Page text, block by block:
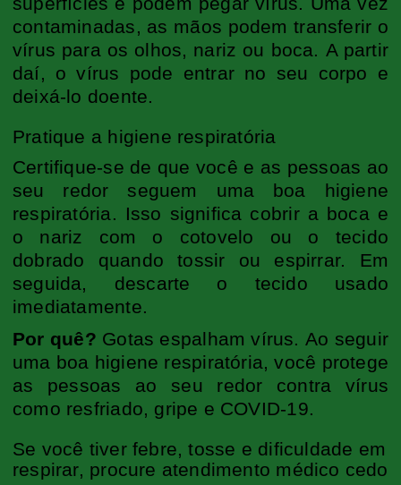
contaminadas, as mãos podem transferir o
vírus para os olhos, nariz ou boca. A partir
daí, o vírus pode entrar no seu corpo e
deixá-lo doente.
Pratique a higiene respiratória
Certifique-se de que você e as pessoas ao
seu redor seguem uma boa higiene
respiratória. Isso significa cobrir a boca e
o nariz com o cotovelo ou o tecido
dobrado quando tossir ou espirrar. Em
seguida, descarte o tecido usado
imediatamente.
Por quê? Gotas espalham vírus. Ao seguir
uma boa higiene respiratória, você protege
as pessoas ao seu redor contra vírus
como resfriado, gripe e COVID-19.
Se você tiver febre, tosse e dificuldade em
respirar, procure atendimento médico cedo